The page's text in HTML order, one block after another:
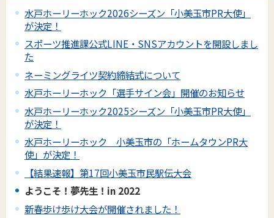
水戸ホーリーホック2026シーズン「小美玉市PR大使」
が決定！
スポーツ推進課公式LINE・SNSアカウントを開設しまし
た
ネーミングライツ契約締結式について
水戸ホーリーホック「選手サイン会」開催のお知らせ
水戸ホーリーホック2025シーズン「小美玉市PR大使」
が決定！
水戸ホーリーホック 小美玉市の「ホームタウンPR大
使」が決定！
【結果速報】第17回小美玉市民駅伝大会
ようこそ！夢先生！in 2022
新春歩け歩け大会が開催されました！